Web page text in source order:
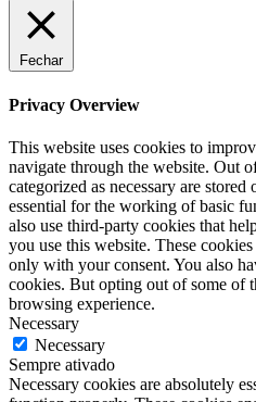
Fechar
Privacy Overview
This website uses cookies to
navigate through the website. Out
categorized as necessary are
essential for the working of basic
also use third-party cookies that
you use this website. These
only with your consent. You also
cookies. But opting out of some of
browsing experience.
Necessary
Necessary
Sempre ativado
Necessary cookies are absolutely